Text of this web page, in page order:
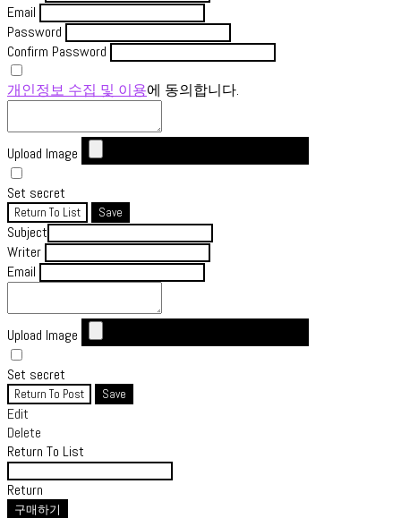
Email
Password
Confirm Password
개인정보 수집 및 이용에 동의합니다.
Upload Image
Set secret
Return To List Save
Subject
Writer
Email
Upload Image
Set secret
Return To Post Save
Edit
Delete
Return To List
Return
구매하기